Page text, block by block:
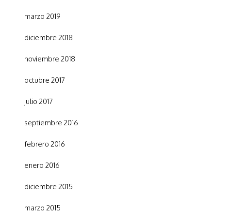
marzo 2019
diciembre 2018
noviembre 2018
octubre 2017
julio 2017
septiembre 2016
febrero 2016
enero 2016
diciembre 2015
marzo 2015